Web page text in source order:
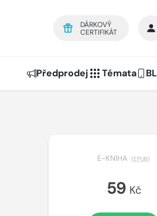
DÁRKOVÝ
CERTIFIKÁT
Předprodej Témata
E-KNIHA (EPUB)
59 Kč